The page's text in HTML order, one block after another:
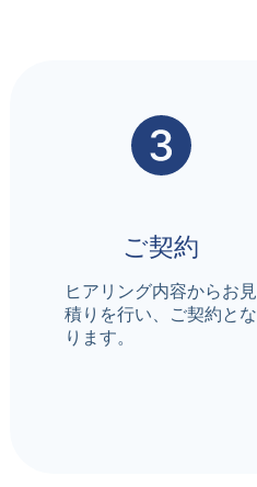
ご契約
ヒアリング内容からお見
積りを行い、ご契約とな
ります。